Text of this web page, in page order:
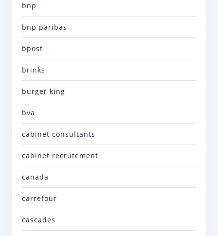
bnp
bnp paribas
bpost
brinks
burger king
bva
cabinet consultants
cabinet recrutement
canada
carrefour
cascades